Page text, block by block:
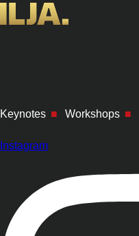
Keynotes ■ Workshops ■
Instagram